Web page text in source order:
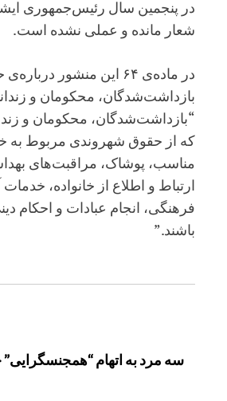
در پنجمین سال رئیس‌جمهوری
شعار مانده و عملی نشده است.
در ماده‌ی ۶۴ این منشور
بازداشت‌شدگان، محکومان و
“بازداشت‌شدگان، محکومان و
که از حقوق شهروندی مربوط به
مناسب، پوشاک، مراقبت‌های
ارتباط و اطلاع از خانواده،‌
فرهنگی، انجام عبادات و احکام
باشند.”
سه مرد به اتهام